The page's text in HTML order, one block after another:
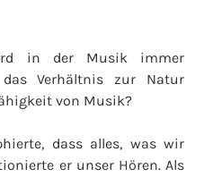
in der Musik immer
Verhältnis zur Natur
von Musik?
dass alles, was wir
er unser Hören. Als